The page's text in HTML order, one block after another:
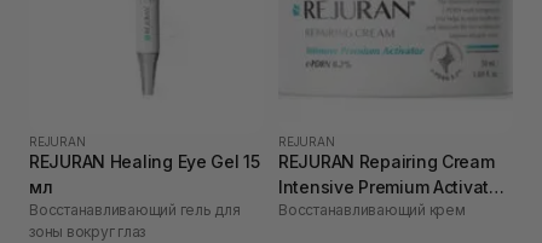
REJURAN
REJURAN Healing Eye Gel 15
мл
Восстанавливающий гель для
зоны вокруг глаз
REJURAN
REJURAN Repairing Cream
Intensive Premium Activator
50 мл
Восстанавливающий крем